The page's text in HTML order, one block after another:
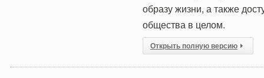
образу жизни, а также
общества в целом.
Открыть полную версию